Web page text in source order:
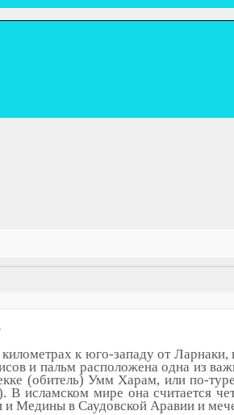
к юго-западу от Ларнаки,
и пальм расположена одна из
(обитель) Умм Харам, или по-
В исламском мире она считается
и Медины в Саудовской Аравии и